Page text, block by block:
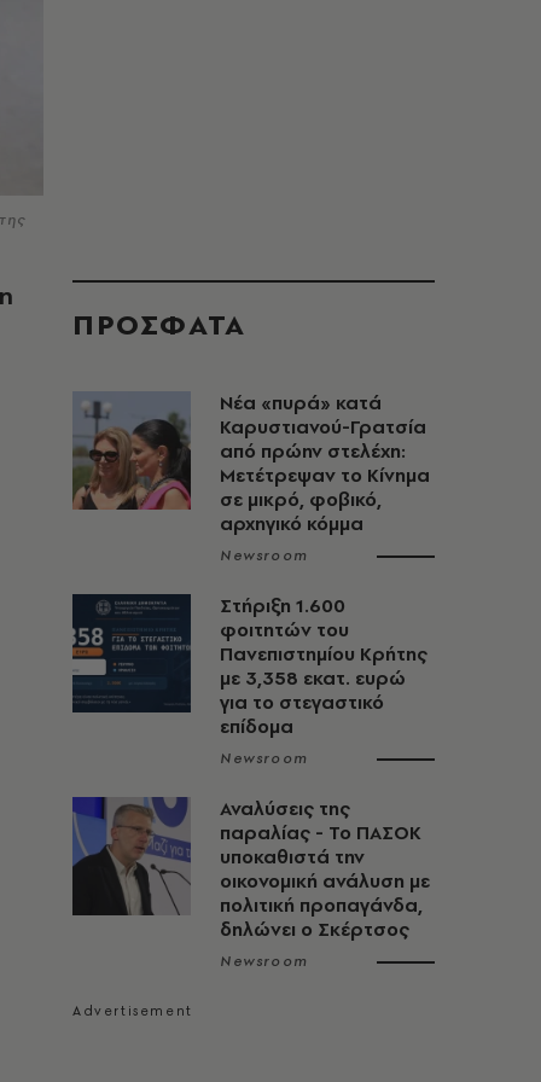
ΠΡΟΣΦΑΤΑ
Νέα «πυρά» κατά
Καρυστιανού-Γρατσία
από πρώην στελέχη:
Μετέτρεψαν το Κίνημα
σε μικρό, φοβικό,
αρχηγικό κόμμα
Newsroom
Στήριξη 1.600
φοιτητών του
Πανεπιστημίου Κρήτης
με 3,358 εκατ. ευρώ
για το στεγαστικό
επίδομα
Newsroom
Αναλύσεις της
παραλίας - Το ΠΑΣΟΚ
υποκαθιστά την
οικονομική ανάλυση με
πολιτική προπαγάνδα,
δηλώνει ο Σκέρτσος
Newsroom